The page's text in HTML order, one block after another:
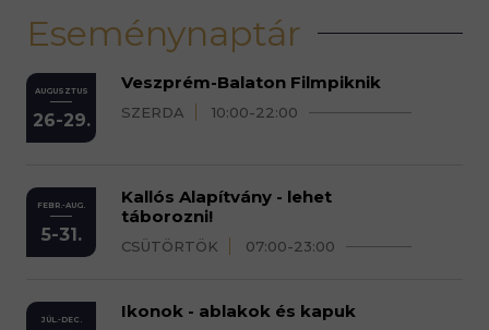
Eseménynaptár
AUGUSZTUS
26-29.
Veszprém-Balaton Filmpiknik
SZERDA 10:00-22:00
FEBR.-AUG.
5-31.
Kallós Alapítvány - lehet
táborozni!
CSÜTÖRTÖK 07:00-23:00
JÚL.-DEC. Ikonok - ablakok és kapuk